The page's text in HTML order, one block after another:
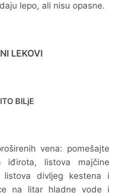
lepo, ali nisu opasne.
LEKOVI
BILjE
vena: pomešajte
iđirota, listova majčine
listova divljeg kestena i
na litar hladne vode i